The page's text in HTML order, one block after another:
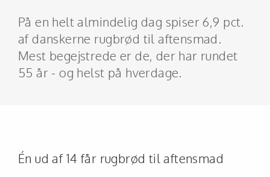
På en helt almindelig dag spiser 6,9 pct.
af danskerne rugbrød til aftensmad.
Mest begejstrede er de, der har rundet
55 år - og helst på hverdage.
Én ud af 14 får rugbrød til aftensmad